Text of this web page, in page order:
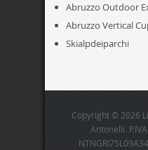
Abruzzo Outdoor
Abruzzo Vertical
Skialpdeiparchi
Copyright © 2026
Antonelli.